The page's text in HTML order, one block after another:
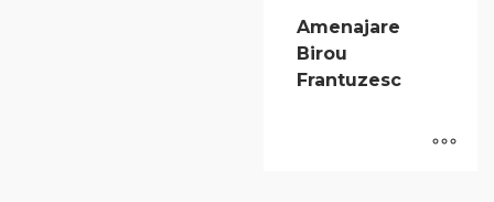
Amenajare
Birou
Frantuzesc